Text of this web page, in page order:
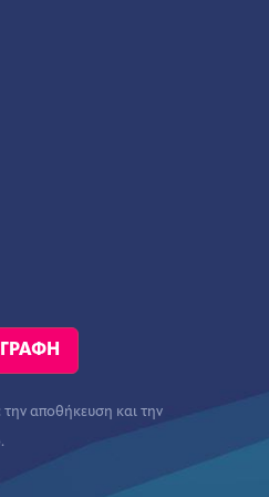
αποθήκευση και την